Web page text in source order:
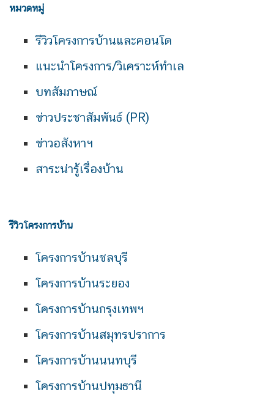
หมวดหมู่
รีวิวโครงการบ้านและคอนโด
แนะนำโครงการ/วิเคราะห์ทำเล
บทสัมภาษณ์
ข่าวประชาสัมพันธ์ (PR)
ข่าวอสังหาฯ
สาระน่ารู้เรื่องบ้าน
รีวิวโครงการบ้าน
โครงการบ้านชลบุรี
โครงการบ้านระยอง
โครงการบ้านกรุงเทพฯ
โครงการบ้านสมุทรปราการ
โครงการบ้านนนทบุรี
โครงการบ้านปทุมธานี